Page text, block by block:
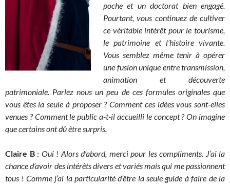
poche et un doctorat bien engagé.
Pourtant, vous continuez de cultiver
ce véritable intérêt pour le tourisme,
le patrimoine et l’histoire vivante.
Vous semblez même tenir à opérer
une fusion unique entre transmission,
animation et découverte
patrimoniale. Parlez nous un peu de ces formules originales que
vous êtes la seule à proposer ? Comment ces idées vous sont-elles
venues ? Comment le public a-t-il accueilli le concept ? On imagine
que certains ont dû être surpris.
Claire B: Oui ! Alors d’abord, merci pour les compliments. J’ai la
chance d’avoir des intérêts divers et variés mais qui me passionnent
tous ! Comme j’ai la particularité d’être la seule guide à faire de la